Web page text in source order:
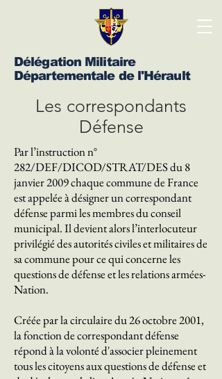
Délégation Militaire
Départementale de l'Hérault
Les correspondants
Défense
Par l’instruction n°
282/DEF/DICOD/STRAT/DES du 8
janvier 2009 chaque commune de France
est appelée à désigner un correspondant
défense parmi les membres du conseil
municipal. Il devient alors l’interlocuteur
privilégié des autorités civiles et militaires de
sa commune pour ce qui concerne les
questions de défense et les relations armées-
Nation.
Créée par la circulaire du 26 octobre 2001,
la fonction de correspondant défense
répond à la volonté d'associer pleinement
tous les citoyens aux questions de défense et